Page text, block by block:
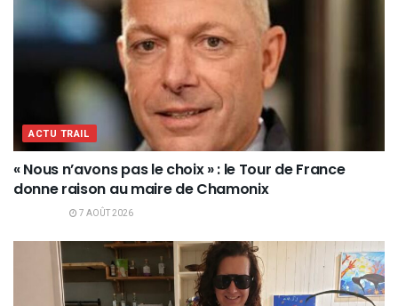
ACTU TRAIL
« Nous n’avons pas le choix » : le Tour de France
donne raison au maire de Chamonix
7 AOÛT 2026